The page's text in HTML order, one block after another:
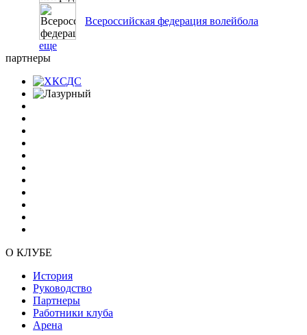
Всероссийская федерация волейбола
еще
партнеры
О КЛУБЕ
История
Руководство
Партнеры
Работники клуба
Арена